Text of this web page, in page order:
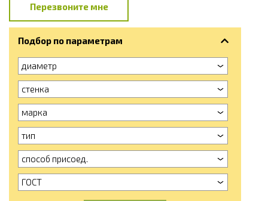
Перезвоните мне
Подбор по параметрам
диаметр
стенка
марка
тип
способ присоед.
ГОСТ